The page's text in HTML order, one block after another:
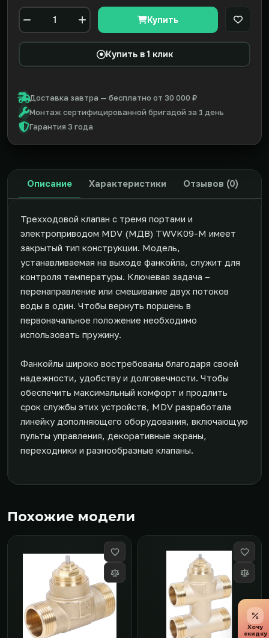
Количество
Купить В
Купить в 1 клик
Доставка завтра — бесплатно от 30 000 ₽
Монтаж сертифицированной бригадой за 1 день
Гарантия 3 года
Описание Характеристики Отзывов (0)
Трехходовой клапан с тремя портами и
электроприводом MDV (МДВ) TWVK09-M имеет
закрытый тип конструкции. Модель,
устанавливаемая на выходе фанкойла, служит для
контроля температуры. Ключевая задача –
перенаправление или смешивание двух потоков
воды в один. Чтобы вернуть поршень в
первоначальное положение необходимо
использовать пружину.
Фанкойлы широко востребованы благодаря своей
надежности, удобству и долговечности. Чтобы
обеспечить максимальный комфорт и продлить
срок службы этих устройств, MDV разработала
линейку дополняющего оборудования, включающую
пульты управления, декоративные экраны,
переходники и разнообразные клапаны.
Похожие модели
Хочу
скидку